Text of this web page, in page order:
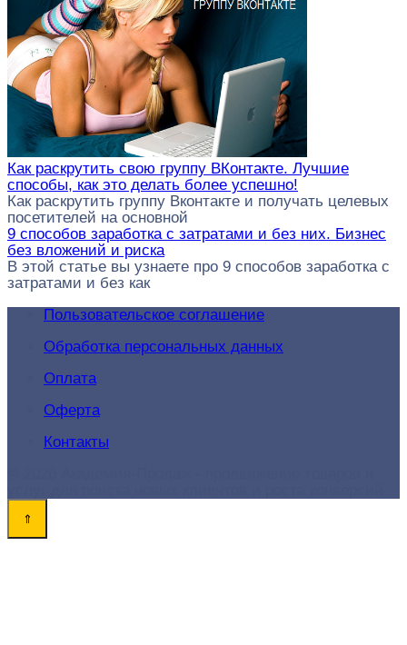
Как раскрутить свою группу ВКонтакте. Лучшие
способы, как это делать более успешно!
Как раскрутить группу Вконтакте и получать целевых
посетителей на основной
9 способов заработка с затратами и без них. Бизнес
без вложений и риска
В этой статье вы узнаете про 9 способов заработка с
затратами и без как
Пользовательское соглашение
Обработка персональных данных
Оплата
Оферта
Контакты